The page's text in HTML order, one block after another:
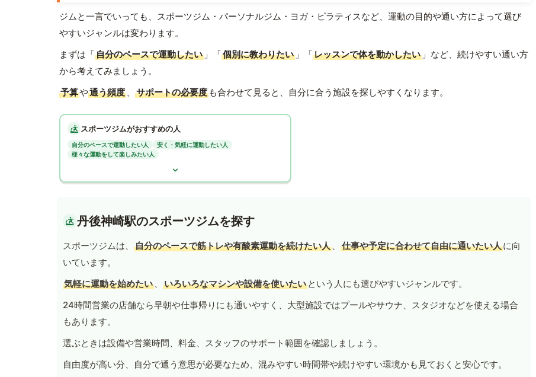
ジムと一言でいっても、スポーツジム・パーソナルジム・ヨガ・ピラティスなど、運動の目的や通い方によって選び
やすいジャンルは変わります。
まずは「自分のペースで運動したい 」「個別に教わりたい 」「レッスンで体を動かしたい 」など、続けやすい通い方
から考えてみましょう。
予算や通う頻度 、 サポートの必要度 も合わせて見ると、自分に合う施設を探しやすくなります。
スポーツジムがおすすめの人
自分のペースで運動したい人
安く・気軽に運動したい人
様々な運動をして楽しみたい人
丹後神崎駅のスポーツジムを探す
スポーツジムは、 自分のペースで筋トレや有酸素運動を続けたい人 、 仕事や予定に合わせて自由に通いたい人に向
いています。
気軽に運動を始めたい 、 いろいろなマシンや設備を使いたい という人にも選びやすいジャンルです。
24時間営業の店舗なら早朝や仕事帰りにも通いやすく、大型施設ではプールやサウナ、スタジオなどを使える場合
もあります。
選ぶときは設備や営業時間、料金、スタッフのサポート範囲を確認しましょう。
自由度が高い分、自分で通う意思が必要なため、混みやすい時間帯や続けやすい環境かも見ておくと安心です。